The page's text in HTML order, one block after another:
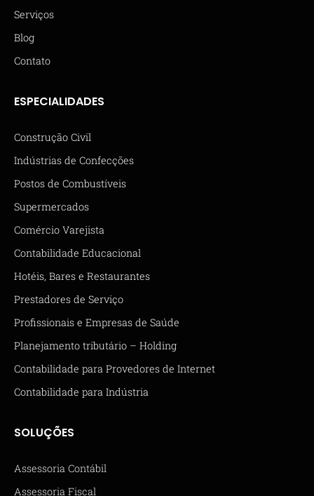
Serviços
Blog
Contato
ESPECIALIDADES
Construção Civil
Indústrias de Confecções
Postos de Combustíveis
Supermercados
Comércio Varejista
Contabilidade Educacional
Hotéis, Bares e Restaurantes
Prestadores de Serviço
Profissionais e Empresas de Saúde
Planejamento tributário – Holding
Contabilidade para Provedores de Internet
Contabilidade para Indústria
SOLUÇÕES
Assessoria Contábil
Assessoria Fiscal